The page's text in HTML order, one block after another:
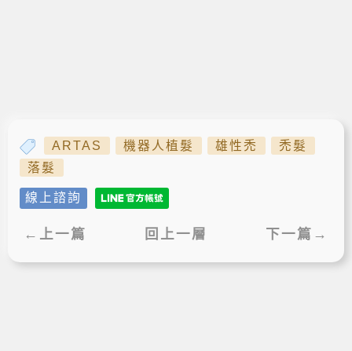
ARTAS 機器人植髮 雄性禿
禿髮
落髮
線上諮詢
←上一篇 回上一層 下一篇→